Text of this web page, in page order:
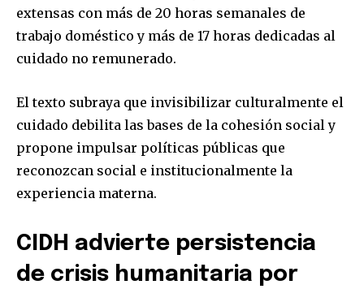
extensas con más de 20 horas semanales de
trabajo doméstico y más de 17 horas dedicadas al
cuidado no remunerado.
El texto subraya que invisibilizar culturalmente el
cuidado debilita las bases de la cohesión social y
propone impulsar políticas públicas que
reconozcan social e institucionalmente la
experiencia materna.
CIDH advierte persistencia
de crisis humanitaria por